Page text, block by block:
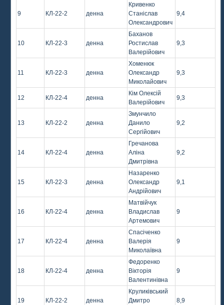
9 КЛ-22-2 денна
Кривенко
Станіслав
Олександрович
9,4
10 КЛ-22-3 денна
Баханов
Ростислав
Валерійович
9,3
11 КЛ-22-3 денна
Хоменюк
Олександр
Миколайович
9,3
12 КЛ-22-4 денна
Кім Олексій
Валерійович
9,3
13 КЛ-22-2 денна
Змунчило
Данило
Сергійович
9,2
14 КЛ-22-4 денна
Гречанова
Аліна
Дмитрівна
9,2
15 КЛ-22-3 денна
Назаренко
Олександр
Андрійович
9,1
16 КЛ-22-4 денна
Матвійчук
Владислав
Артемович
9
17 КЛ-22-4 денна
Спасіченко
Валерія
Миколаївна
9
18 КЛ-22-4 денна
Федоренко
Вікторія
Валентинівна
9
19 КЛ-22-2 денна
Круликівський
Дмитро
8,9